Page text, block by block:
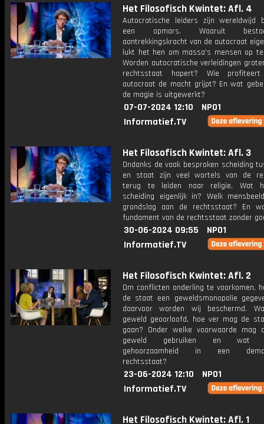
Het Filosofisch Kwintet: Afl. 4
Autocratische leiders zijn wereldwijd
een opmars. Waaruit
aantrekkingskracht van de autocraat
lukt het hen om massa's mensen op
Worden autocratische verleidingen
rechtsstaat hapert? Wie
autocraat de macht grijpt? En wat
de magie is uitgewerkt?
07-07-2024 12:10
NPO1
Informatief.TV
Het Filosofisch Kwintet: Afl. 3
Ondanks de vaak besproken scheiding
en staat zijn veel wortels van de
terug te leiden naar religie. Wat
scheiding eigenlijk in? Welk
grondslag aan de rechtsstaat? En
fundament van de rechtsstaat zonder
30-06-2024 09:55
NPO1
Informatief.TV
Het Filosofisch Kwintet: Afl. 2
Om conflicten onderling te voorkomen,
de staat een geweldsmonopolie
daarvoor worden wij beschermd.
geweld geoorloofd, hoe ver mag de
gaan? Onder welke voorwaarde mag
geweld gebruiken en wat
gehoorzaamheid in een
rechtsstaat?
23-06-2024 12:10
NPO1
Informatief.TV
Het Filosofisch Kwintet: Afl. 1